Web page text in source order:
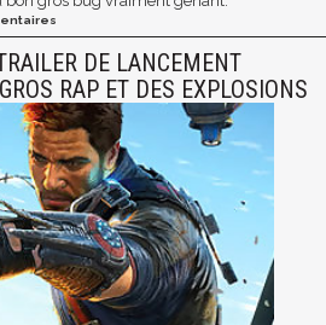
DE LANCEMENT
RAP ET DES EXPLOSIONS